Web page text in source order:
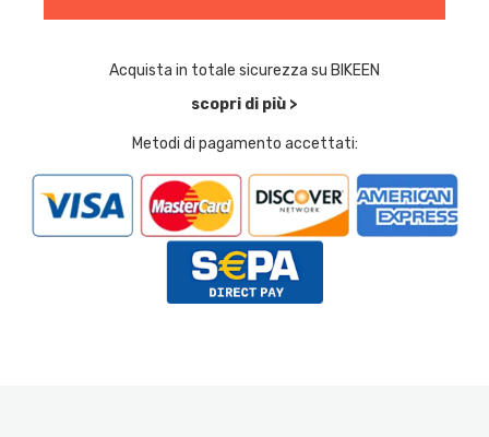
Acquista in totale sicurezza su BIKEEN
scopri di più >
Metodi di pagamento accettati: